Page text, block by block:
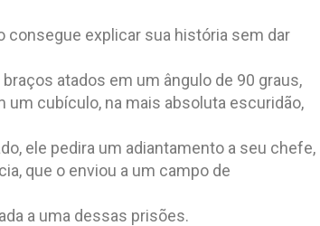
consegue explicar sua história sem dar
atados em um ângulo de 90 graus,
cubículo, na mais absoluta escuridão,
ele pedira um adiantamento a seu chefe,
que o enviou a um campo de
a uma dessas prisões.